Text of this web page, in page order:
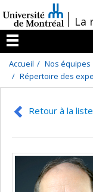
au
contenu
/La
Menu
Accueil
Nos équipes
Répertoire des
Retour à la